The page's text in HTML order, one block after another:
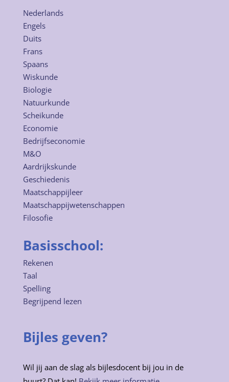
Nederlands
Engels
Duits
Frans
Spaans
Wiskunde
Biologie
Natuurkunde
Scheikunde
Economie
Bedrijfseconomie
M&O
Aardrijkskunde
Geschiedenis
Maatschappijleer
Maatschappijwetenschappen
Filosofie
Basisschool:
Rekenen
Taal
Spelling
Begrijpend lezen
Bijles geven?
Wil jij aan de slag als bijlesdocent bij jou in de